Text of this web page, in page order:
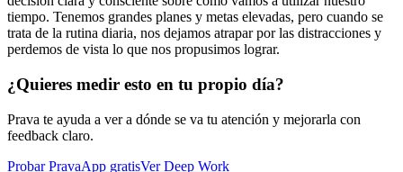
tiempo. Tenemos grandes planes y metas elevadas, pero cuando se
trata de la rutina diaria, nos dejamos atrapar por las distracciones y
perdemos de vista lo que nos propusimos lograr.
¿Quieres medir esto en tu propio día?
Prava te ayuda a ver a dónde se va tu atención y mejorarla con
feedback claro.
Probar PravaApp gratisVer Deep Work